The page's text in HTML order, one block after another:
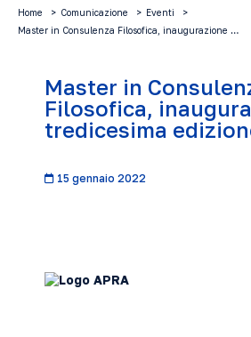
Home Comunicazione
Eventi
Master in Consulenza Filosofica, inaugurazione …
Master in
Filosofica,
tredicesima
15 gennaio 2022